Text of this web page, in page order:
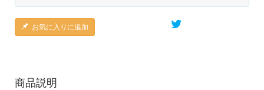
お気に入りに追加
商品説明